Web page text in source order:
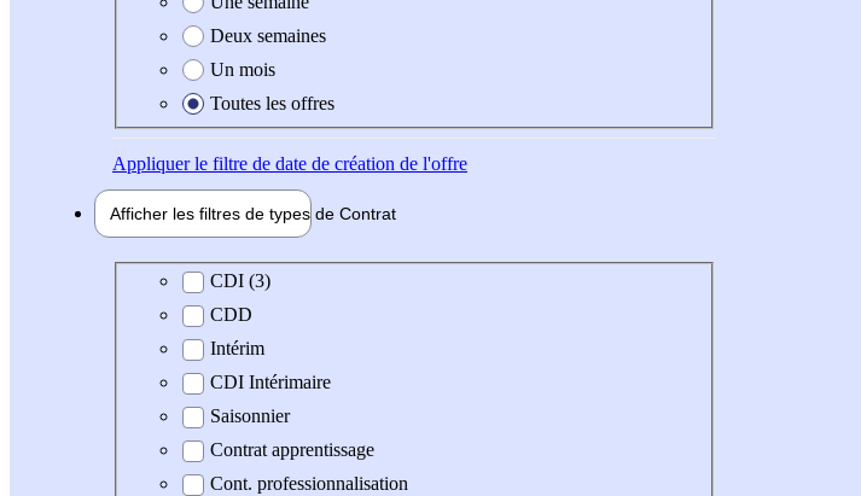
Deux semaines
Un mois
Toutes les offres
Appliquerle filtre de date de création de l'offre
Afficher les filtres de types de Contrat
Type de contrat
CDI (3)
CDD
Intérim
CDI Intérimaire
Saisonnier
Contrat apprentissage
Cont. professionnalisation